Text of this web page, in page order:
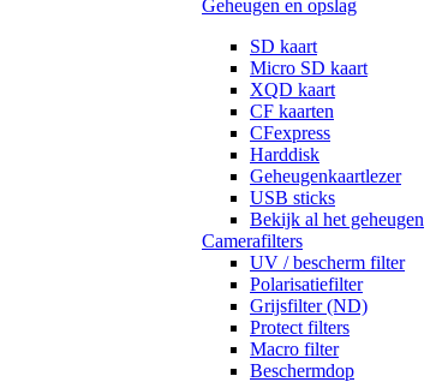
Geheugen en opslag
SD kaart
Micro SD kaart
XQD kaart
CF kaarten
CFexpress
Harddisk
Geheugenkaartlezer
USB sticks
Bekijk al het geheugen
Camerafilters
UV / bescherm filter
Polarisatiefilter
Grijsfilter (ND)
Protect filters
Macro filter
Beschermdop